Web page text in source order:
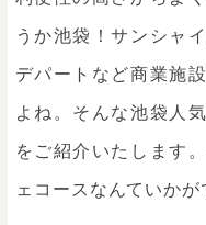
うか池袋！サンシャ
デパートなど商業施
よね。そんな池袋人
をご紹介いたします
ェコースなんていか